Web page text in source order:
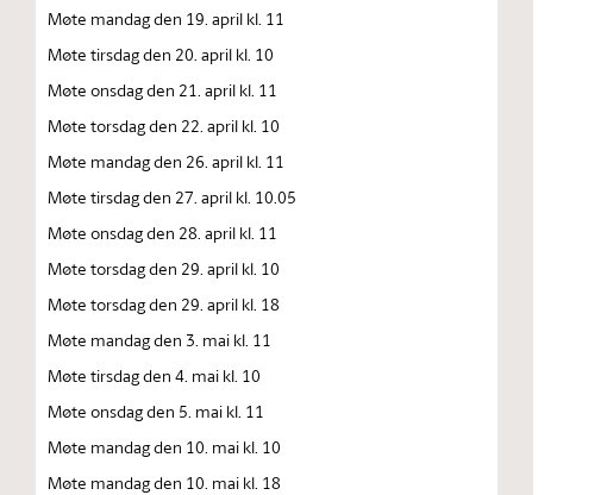
Møte mandag den 19. april kl. 11
Møte tirsdag den 20. april kl. 10
Møte onsdag den 21. april kl. 11
Møte torsdag den 22. april kl. 10
Møte mandag den 26. april kl. 11
Møte tirsdag den 27. april kl. 10.05
Møte onsdag den 28. april kl. 11
Møte torsdag den 29. april kl. 10
Møte torsdag den 29. april kl. 18
Møte mandag den 3. mai kl. 11
Møte tirsdag den 4. mai kl. 10
Møte onsdag den 5. mai kl. 11
Møte mandag den 10. mai kl. 10
Møte mandag den 10. mai kl. 18